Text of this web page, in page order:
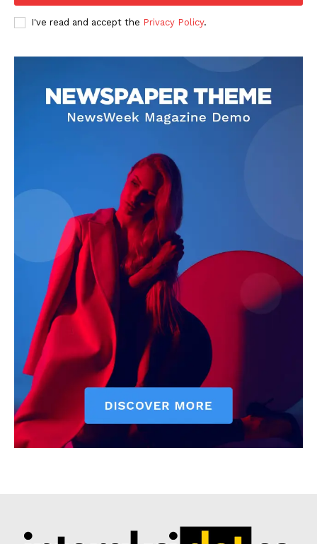
I've read and accept the Privacy Policy.